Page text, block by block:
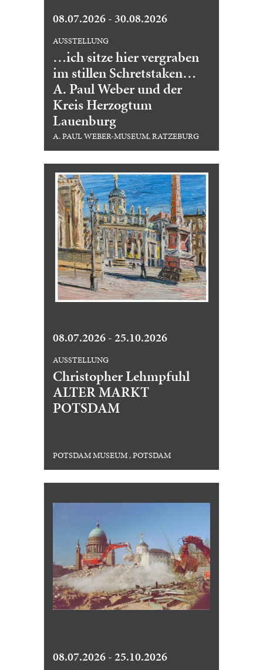
08.07.2026 - 30.08.2026
AUSSTELLUNG
…ich sitze hier vergraben
im stillen Schretstaken…
A. Paul Weber und der
Kreis Herzogtum
Lauenburg
A. PAUL WEBER-MUSEUM, RATZEBURG
08.07.2026 - 25.10.2026
AUSSTELLUNG
Christopher Lehmpfuhl
ALTER MARKT
POTSDAM
POTSDAM MUSEUM , POTSDAM
08.07.2026 - 25.10.2026